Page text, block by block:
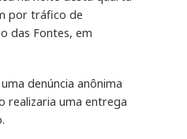
por tráfico de
das Fontes, em
denúncia anônima
realizaria uma entrega